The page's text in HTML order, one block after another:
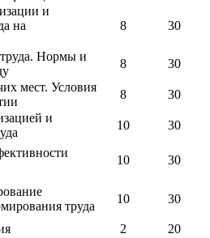
и
на
8 30
Нормы и
8 30
мест. Условия
8 30
и
10 30
10 30
труда
10 30
2 20